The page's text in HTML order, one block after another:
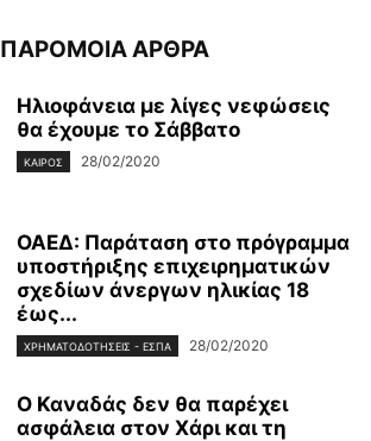
ΠΑΡΟΜΟΙΑ ΑΡΘΡΑ
Ηλιοφάνεια με λίγες νεφώσεις
θα έχουμε το Σάββατο
ΚΑΙΡΌΣ 28/02/2020
ΟΑΕΔ: Παράταση στο πρόγραμμα
υποστήριξης επιχειρηματικών
σχεδίων άνεργων ηλικίας 18
έως...
ΧΡΗΜΑΤΟΔΟΤΉΣΕΙΣ - ΕΣΠΑ 28/02/2020
Ο Καναδάς δεν θα παρέχει
ασφάλεια στον Χάρι και τη